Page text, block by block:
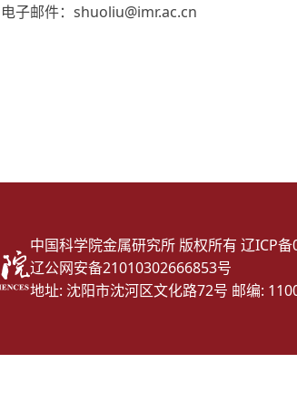
电子邮件：shuoliu@imr.ac.cn
中国科学院金属研究所 版权所有 辽ICP
辽公网安备21010302666853号
地址: 沈阳市沈河区文化路72号 邮编: